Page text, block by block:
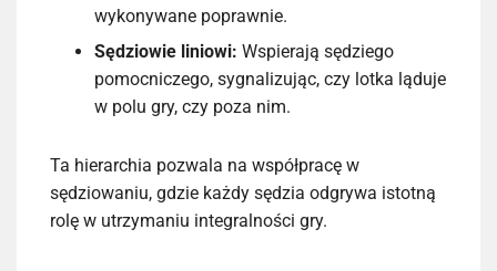
wykonywane poprawnie.
Sędziowie liniowi: Wspierają sędziego
pomocniczego, sygnalizując, czy lotka ląduje
w polu gry, czy poza nim.
Ta hierarchia pozwala na współpracę w
sędziowaniu, gdzie każdy sędzia odgrywa istotną
rolę w utrzymaniu integralności gry.